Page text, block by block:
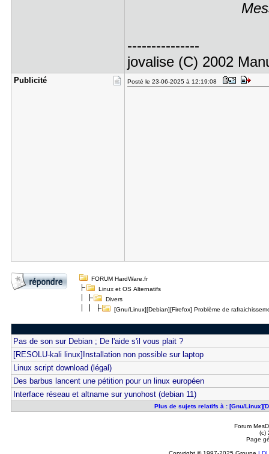
---------------
jovalise (C) 2002
Publicité Posté le 23-06-2025 à 12:19:08
FORUM HardWare.fr
Linux et OS Alternatifs
Divers
[Gnu/Linux][Debian][Firefox] Problème de
Pas de son sur Debian ; De l'aide s'il vous plait ?
[RESOLU-kali linux]Installation non possible sur laptop
Linux script download (légal)
Des barbus lancent une pétition pour un linux européen
Interface réseau et altname sur yunohost (debian 11)
Plus de sujets relatifs à : [Gnu/
Forum
(c)
Page